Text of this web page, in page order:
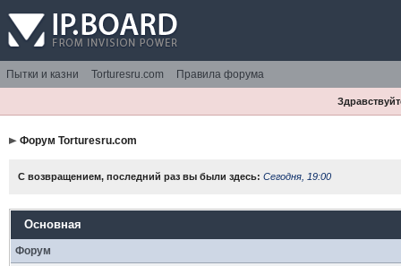
Пытки и казни Torturesru.com Правила форума
Форум Torturesru.com
С возвращением, последний раз вы были здесь: Сегодня, 19:00
Основная
Форум